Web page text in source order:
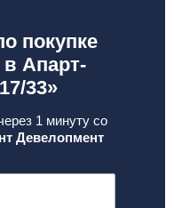
покупке
в Апарт-
33»
1 минуту со
Девелопмент